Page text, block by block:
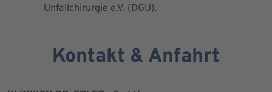
Unfallchirurgie e.V. (DGU).
Kontakt & Anfahrt